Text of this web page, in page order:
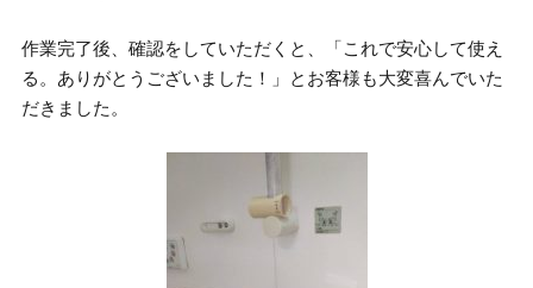
作業完了後、確認をしていただくと、「これで安心して使え
る。ありがとうございました！」とお客様も大変喜んでいた
だきました。